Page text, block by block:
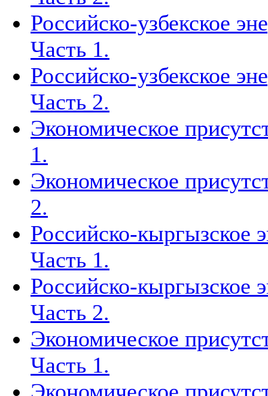
Российско-узбекское
Часть 1.
Российско-узбекское
Часть 2.
Экономическое
1.
Экономическое
2.
Российско-кыргызское
Часть 1.
Российско-кыргызское
Часть 2.
Экономическое
Часть 1.